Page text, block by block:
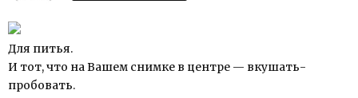
Для питья.
И тот, что на Вашем снимке в центре — вкушать-
пробовать.